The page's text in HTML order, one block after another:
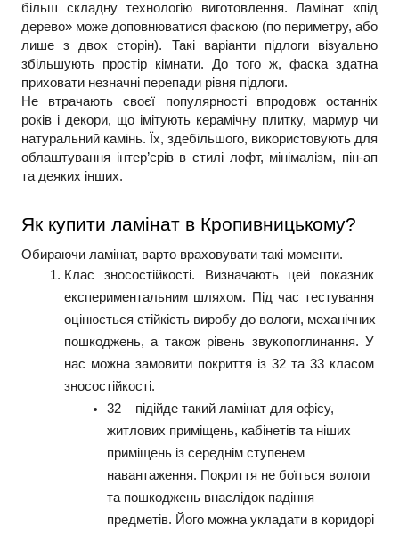
більш складну технологію виготовлення. Ламінат «під
дерево» може доповнюватися фаскою (по периметру, або
лише з двох сторін). Такі варіанти підлоги візуально
збільшують простір кімнати. До того ж, фаска здатна
приховати незначні перепади рівня підлоги.
Не втрачають своєї популярності впродовж останніх
років і декори, що імітують керамічну плитку, мармур чи
натуральний камінь. Їх, здебільшого, використовують для
облаштування інтер’єрів в стилі лофт, мінімалізм, пін-ап
та деяких інших.
Як купити ламінат в Кропивницькому?
Обираючи ламінат, варто враховувати такі моменти.
Клас зносостійкості. Визначають цей показник
експериментальним шляхом. Під час тестування
оцінюється стійкість виробу до вологи, механічних
пошкоджень, а також рівень звукопоглинання. У
нас можна замовити покриття із 32 та 33 класом
зносостійкості.
32 – підійде такий ламінат для офісу,
житлових приміщень, кабінетів та ніших
приміщень із середнім ступенем
навантаження. Покриття не боїться вологи
та пошкоджень внаслідок падіння
предметів. Його можна укладати в коридорі